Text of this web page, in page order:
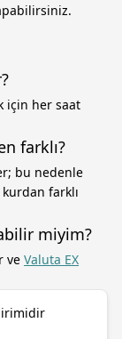
için her saat
farklı?
bu nedenle
farklı
miyim?
ve Valuta EX